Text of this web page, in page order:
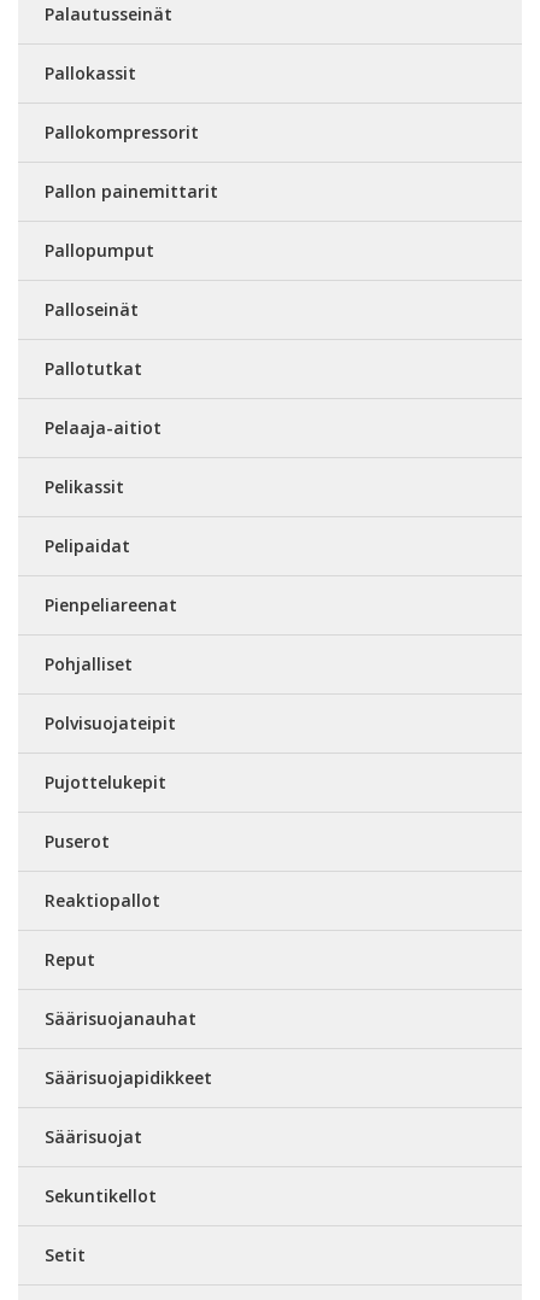
Palautusseinät
Pallokassit
Pallokompressorit
Pallon painemittarit
Pallopumput
Palloseinät
Pallotutkat
Pelaaja-aitiot
Pelikassit
Pelipaidat
Pienpeliareenat
Pohjalliset
Polvisuojateipit
Pujottelukepit
Puserot
Reaktiopallot
Reput
Säärisuojanauhat
Säärisuojapidikkeet
Säärisuojat
Sekuntikellot
Setit